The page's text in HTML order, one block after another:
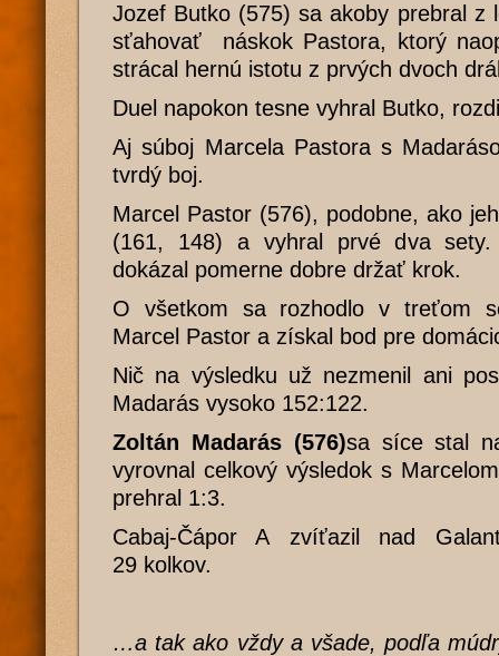
Jozef Butko (575) sa akoby prebral z
sťahovať náskok Pastora, ktorý
strácal hernú istotu z prvých dvoch
Duel napokon tesne vyhral Butko,
Aj súboj Marcela Pastora s
tvrdý boj.
Marcel Pastor (576), podobne, ako
(161, 148) a vyhral prvé dva
dokázal pomerne dobre držať krok.
O všetkom sa rozhodlo v treťom
Marcel Pastor a získal bod pre
Nič na výsledku už nezmenil ani
Madarás vysoko 152:122.
Zoltán Madarás (576)sa síce stal
vyrovnal celkový výsledok s
prehral 1:3.
Cabaj-Čápor A zvíťazil nad
29 kolkov.
…a tak ako vždy a všade, podľa